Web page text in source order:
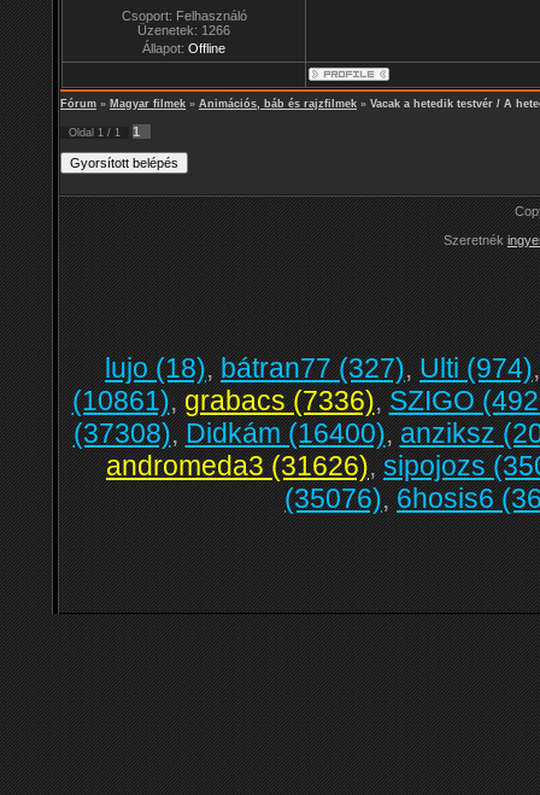
Csoport: Felhasználó
Üzenetek: 1266
Állapot: Offline
Fórum » Magyar filmek » Animációs, báb és rajzfilmek » Vacak a hetedik testvér / A
Oldal 1 / 1 1
Szeretnék
lujo (18),bátran77 (327),Ulti (974)
(10861),grabacs (7336),SZIGO
(37308),Didkám (16400),anziksz
andromeda3 (31626),sipojozs
(35076),6hosis6